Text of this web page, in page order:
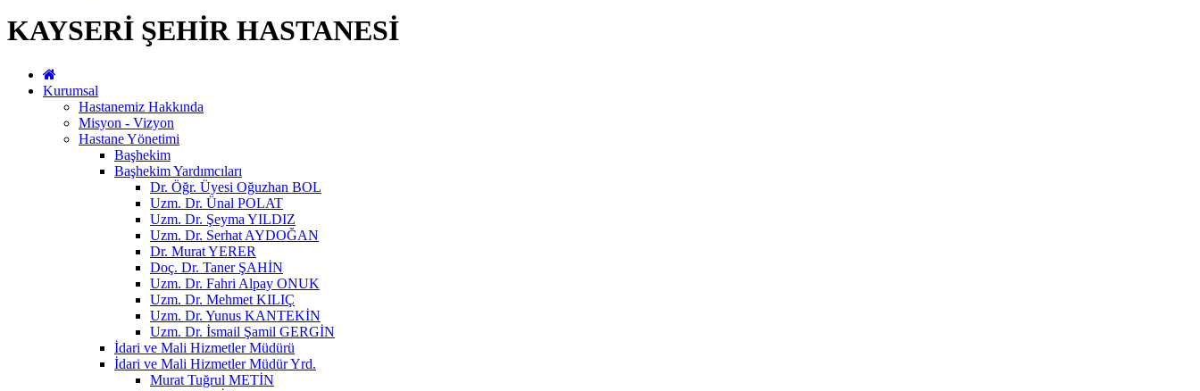
KAYSERİ ŞEHİR HASTANESİ
Kurumsal
Hastanemiz Hakkında
Misyon - Vizyon
Hastane Yönetimi
Başhekim
Başhekim Yardımcıları
Dr. Öğr. Üyesi Oğuzhan BOL
Uzm. Dr. Ünal POLAT
Uzm. Dr. Şeyma YILDIZ
Uzm. Dr. Serhat AYDOĞAN
Dr. Murat YERER
Doç. Dr. Taner ŞAHİN
Uzm. Dr. Fahri Alpay ONUK
Uzm. Dr. Mehmet KILIÇ
Uzm. Dr. Yunus KANTEKİN
Uzm. Dr. İsmail Şamil GERGİN
İdari ve Mali Hizmetler Müdürü
İdari ve Mali Hizmetler Müdür Yrd.
Murat Tuğrul METİN